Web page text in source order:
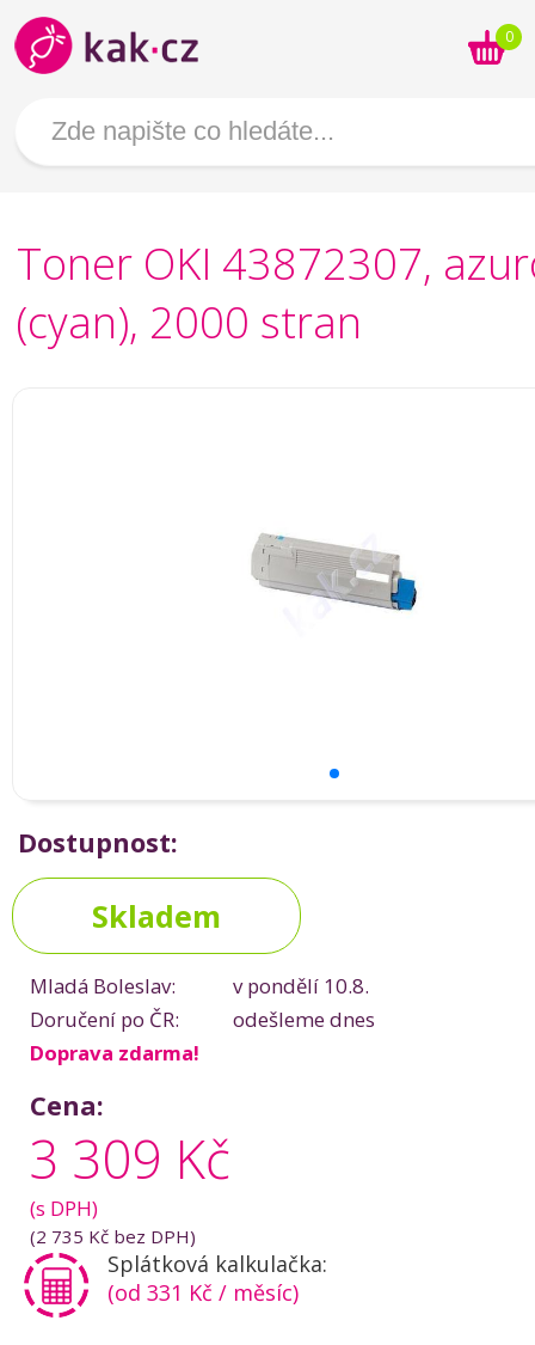
0
Toner OKI 43872307,
(cyan), 2000 stran
Dostupnost:
Skladem
Mladá Boleslav:
v pondělí 10.8.
Doručení po ČR:
odešleme dnes
Doprava zdarma!
Cena:
3 309 Kč
(s DPH)
(2 735 Kč bez DPH)
Splátková kalkulačka:
(od 331 Kč / měsíc)